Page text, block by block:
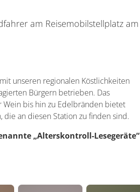
am Reisemobilstellplatz am
unseren regionalen Köstlichkeiten
Bürgern betrieben. Das
Wein bis hin zu Edelbränden bietet
an diesen Station zu finden sind.
„Alterskontroll-Lesegeräte“